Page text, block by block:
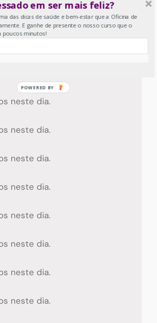
neste dia.
neste dia.
neste dia.
neste dia.
neste dia.
neste dia.
neste dia.
neste dia.
neste dia.
neste dia.
em ser mais feliz?
das dicas de saúde e bem-estar que a Oficina de
E ganhe de presente o nosso curso que o
poucos minutos!
POWERED
BY